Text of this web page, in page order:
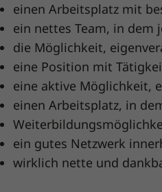
einen Arbeitsplatz mit
ein nettes Team, in
die Möglichkeit,
eine Position mit
eine aktive Möglichkeit,
einen Arbeitsplatz, in
ein gutes Netzwerk
wirklich nette und